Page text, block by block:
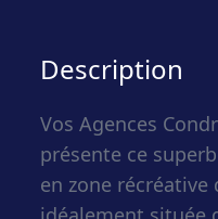
Description
Vos Agences
présente ce
en zone récréative